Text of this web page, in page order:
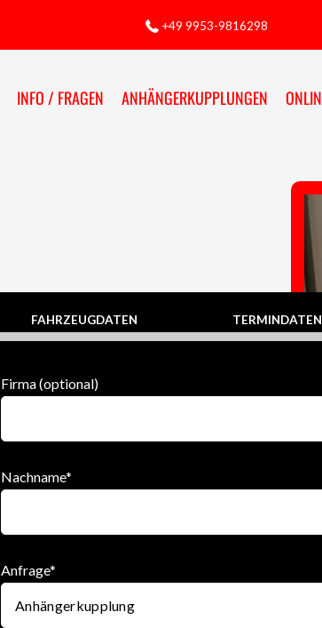
+49 9953-9816298
INFO / FRAGEN ANHÄNGERKUPPLUNGEN
FAHRZEUGDATEN TERMINDATEN
Firma (optional)
Nachname*
Anfrage*